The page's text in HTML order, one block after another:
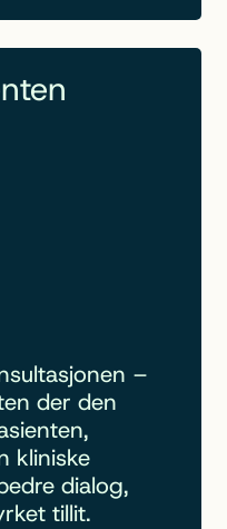
–
der den
kliniske
dialog,
tillit.